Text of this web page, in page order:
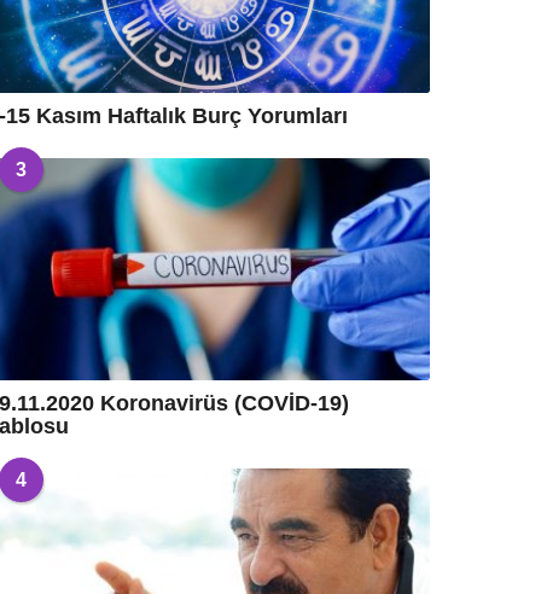
15 Kasım Haftalık Burç Yorumları
3
Koronavirüs (COVİD-19)
4